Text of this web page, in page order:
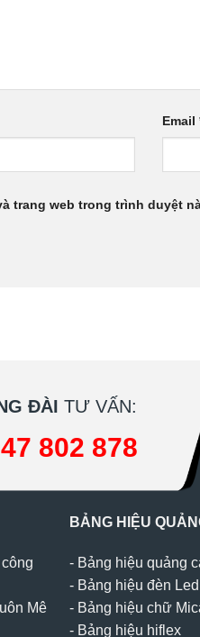
Email
trang web trong trình duyệt
ĐÀI TƯ VẤN:
802 878
Mê
BẢNG HIỆU
- Bảng hiệu quảng
- Bảng hiệu đèn
- Bảng hiệu chữ
- Bảng hiệu hiflex